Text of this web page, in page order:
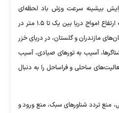
بیشینه سرعت وزش باد لحظه‌ای
بیش از ۲۶ نات و افزایش بیشینه ارتفاع امواج دریا بین یک تا ۱.۵ متر در
مازندران و گلستان، در دریای خزر
آسیب به تور‌های صیادی، آسیب
ساحلی و فراساحل را به دنبال
منع تردد شناور‌های سبک، منع ورود و